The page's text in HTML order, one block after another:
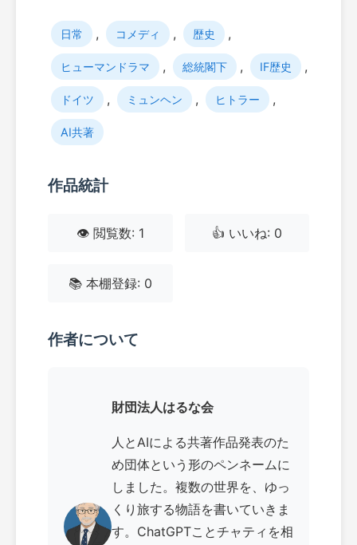
日常 , コメディ , 歴史 ,
ヒューマンドラマ , 総統閣下 , IF歴史 ,
ドイツ , ミュンヘン , ヒトラー ,
AI共著
作品統計
👁️ 閲覧数: 1 👍 いいね: 0
📚 本棚登録: 0
作者について
財団法人はるな会
人とAIによる共著作品発表のた
め団体という形のペンネームに
しました。複数の世界を、ゆっ
くり旅する物語を書いていきま
す。ChatGPTことチャティを相